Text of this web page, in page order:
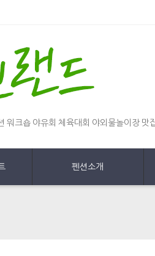
워크숍 야유회 체육대회 야외물놀이장 맛
펜션소개